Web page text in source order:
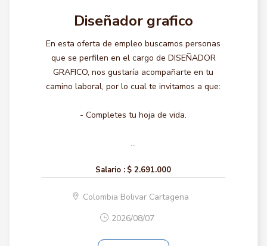
Diseñador grafico
En esta oferta de empleo buscamos personas
que se perfilen en el cargo de DISEÑADOR
GRAFICO, nos gustaría acompañarte en tu
camino laboral, por lo cual te invitamos a que:
- Completes tu hoja de vida.
...
Salario : $ 2.691.000
Colombia Bolivar Cartagena
2026/08/07